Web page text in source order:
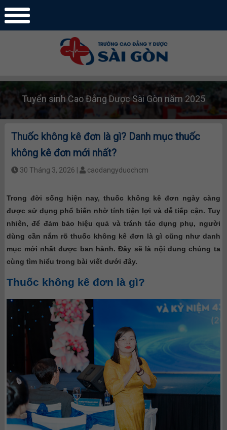
Tuyển sinh Cao Đẳng Dược Sài Gòn năm 2025
Thuốc không kê đơn là gì? Danh mục thuốc
không kê đơn mới nhất?
30 Tháng 3, 2026 | caodangyduochcm
Trong đời sống hiện nay, thuốc không kê đơn ngày càng
được sử dụng phổ biến nhờ tính tiện lợi và dễ tiếp cận. Tuy
nhiên, để đảm bảo hiệu quả và tránh tác dụng phụ, người
dùng cần nắm rõ thuốc không kê đơn là gì cũng như danh
mục mới nhất được ban hành. Đây sẽ là nội dung chúng ta
cùng tìm hiểu trong bài viết dưới đây.
Thuốc không kê đơn là gì?